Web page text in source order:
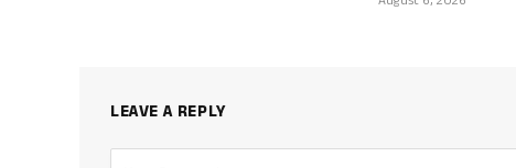
LEAVE A REPLY